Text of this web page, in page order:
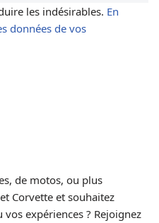
les indésirables. En
données de vos
de motos, ou plus
Corvette et souhaitez
expériences ? Rejoignez